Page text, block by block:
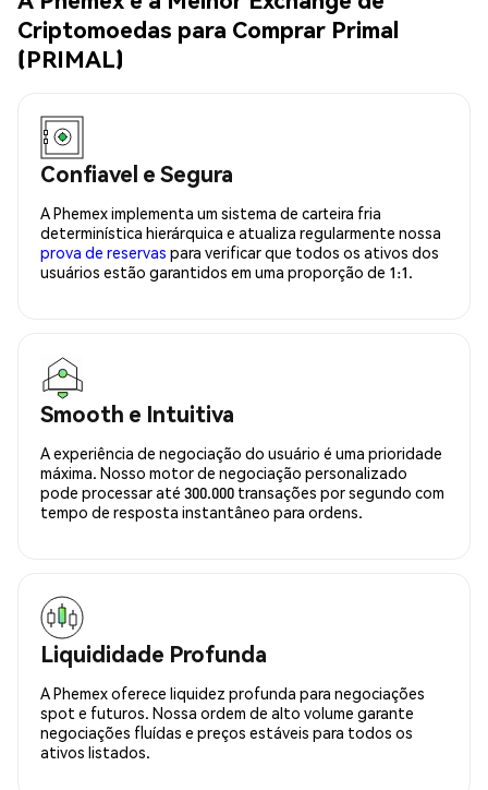
Criptomoedas para Comprar Primal
(PRIMAL)
Confiavel e Segura
A Phemex implementa um sistema de carteira fria
determinística hierárquica e atualiza regularmente nossa
prova de reservas para verificar que todos os ativos dos
usuários estão garantidos em uma proporção de 1:1.
Smooth e Intuitiva
A experiência de negociação do usuário é uma prioridade
máxima. Nosso motor de negociação personalizado
pode processar até 300.000 transações por segundo com
tempo de resposta instantâneo para ordens.
Liquididade Profunda
A Phemex oferece liquidez profunda para negociações
spot e futuros. Nossa ordem de alto volume garante
negociações fluídas e preços estáveis para todos os
ativos listados.